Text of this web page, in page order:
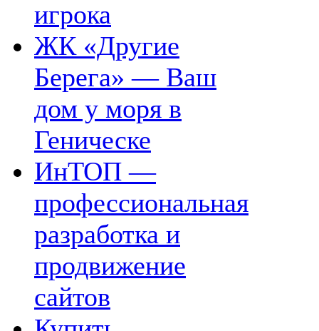
игрока
ЖК «Другие
Берега» — Ваш
дом у моря в
Геническе
ИнТОП —
профессиональная
разработка и
продвижение
сайтов